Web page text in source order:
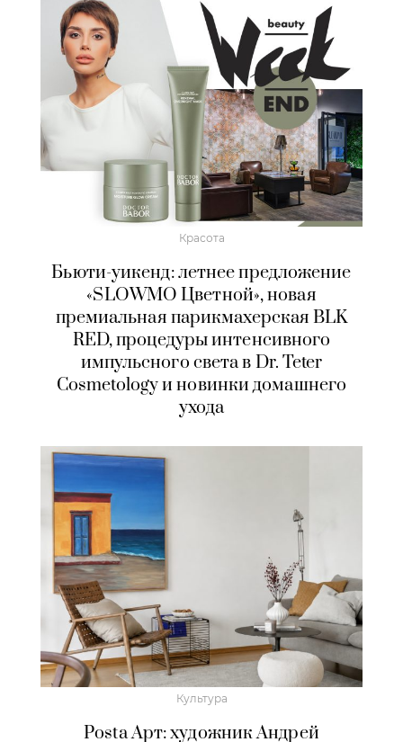
Красота
Бьюти-уикенд: летнее предложение
«SLOWMO Цветной», новая
премиальная парикмахерская BLK
RED, процедуры интенсивного
импульсного света в Dr. Teter
Cosmetology и новинки домашнего
ухода
Культура
Posta Арт: художник Андрей